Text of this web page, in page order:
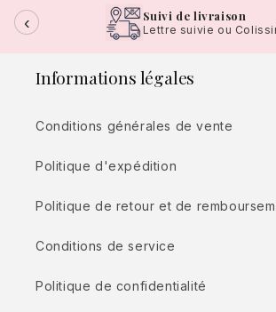
‹ Suivi de livraison
Lettre suivie ou
Informations légales
Conditions générales de vente
Politique d'expédition
Politique de retour et de
Conditions de service
Politique de confidentialité